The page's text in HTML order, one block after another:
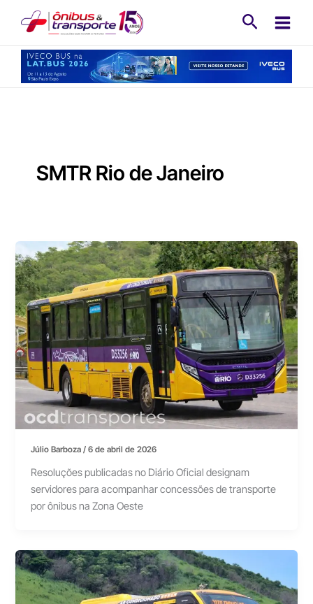
conteúdo
SMTR Rio de Janeiro
Júlio Barboza/6 de abril de 2026
Resoluções publicadas no Diário Oficial designam
servidores para acompanhar concessões de transporte
por ônibus na Zona Oeste